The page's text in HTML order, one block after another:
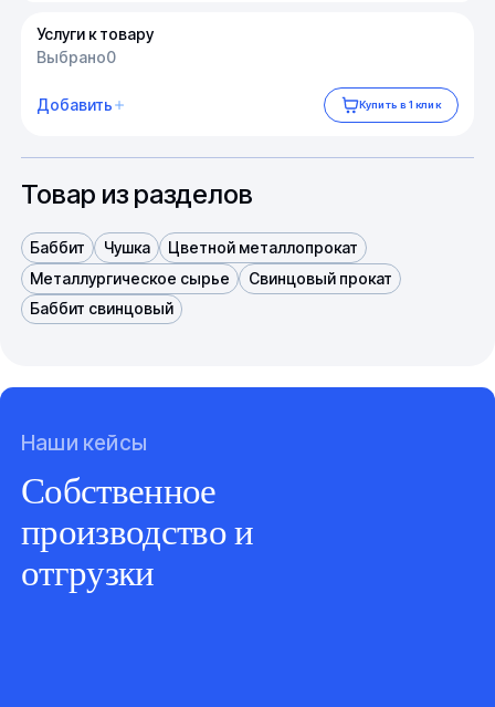
Услуги к товару
Выбрано0
Добавить Купить в 1 клик
Товар из разделов
Баббит Чушка
Цветной металлопрокат
Металлургическое сырье
Свинцовый прокат
Баббит свинцовый
Наши кейсы
Собственное
производство и
отгрузки